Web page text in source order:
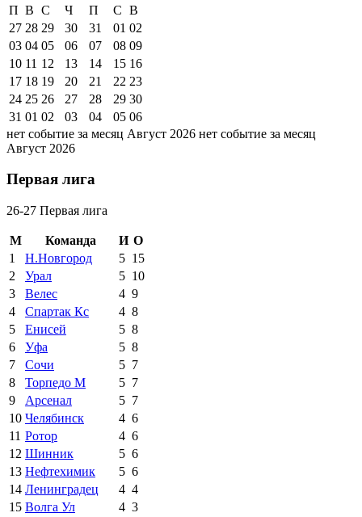
П В С Ч П С В
27 28 29 30 31 01 02
03 04 05 06 07 08 09
10 11 12 13 14 15 16
17 18 19 20 21 22 23
24 25 26 27 28 29 30
31 01 02 03 04 05 06
нет событие за месяц Август 2026 нет событие за месяц
Август 2026
Первая лига
26-27 Первая лига
М Команда И О
1
Н.Новгород 5 15
2
Урал 5 10
3
Велес 4 9
4
Спартак Кс 4 8
5
Енисей 5 8
6
Уфа 5 8
7
Сочи 5 7
8
Торпедо М 5 7
9
Арсенал 5 7
10 Челябинск 4 6
11 Ротор 4 6
12 Шинник 5 6
13 Нефтехимик 5 6
14 Ленинградец 4 4
15 Волга Ул 4 3